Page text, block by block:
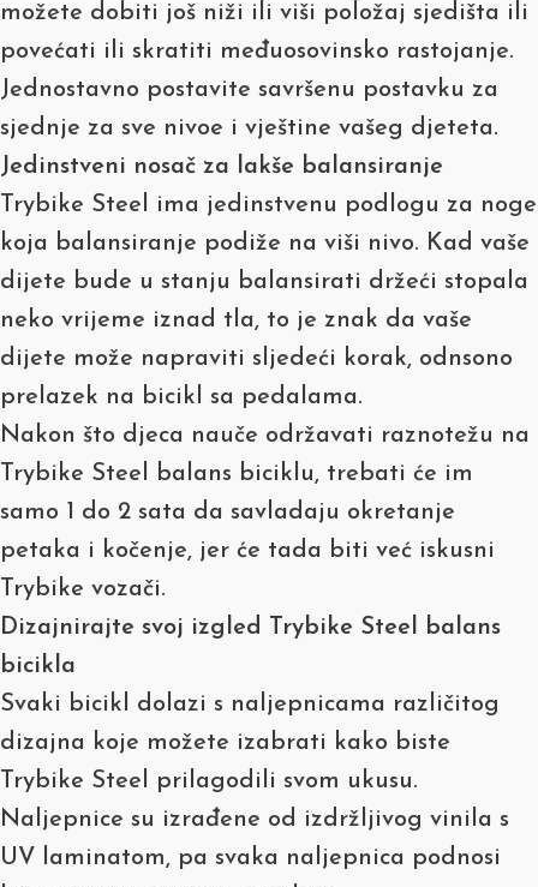
možete dobiti još niži ili viši položaj sjedišta ili
povećati ili skratiti međuosovinsko rastojanje.
Jednostavno postavite savršenu postavku za
sjednje za sve nivoe i vještine vašeg djeteta.
Jedinstveni nosač za lakše balansiranje
Trybike Steel ima jedinstvenu podlogu za noge
koja balansiranje podiže na viši nivo. Kad vaše
dijete bude u stanju balansirati držeći stopala
neko vrijeme iznad tla, to je znak da vaše
dijete može napraviti sljedeći korak, odnsono
prelazek na bicikl sa pedalama.
Nakon što djeca nauče održavati raznotežu na
Trybike Steel balans biciklu, trebati će im
samo 1 do 2 sata da savladaju okretanje
petaka i kočenje, jer će tada biti već iskusni
Trybike vozači.
Dizajnirajte svoj izgled Trybike Steel balans
bicikla
Svaki bicikl dolazi s naljepnicama različitog
dizajna koje možete izabrati kako biste
Trybike Steel prilagodili svom ukusu.
Naljepnice su izrađene od izdržljivog vinila s
UV laminatom, pa svaka naljepnica podnosi